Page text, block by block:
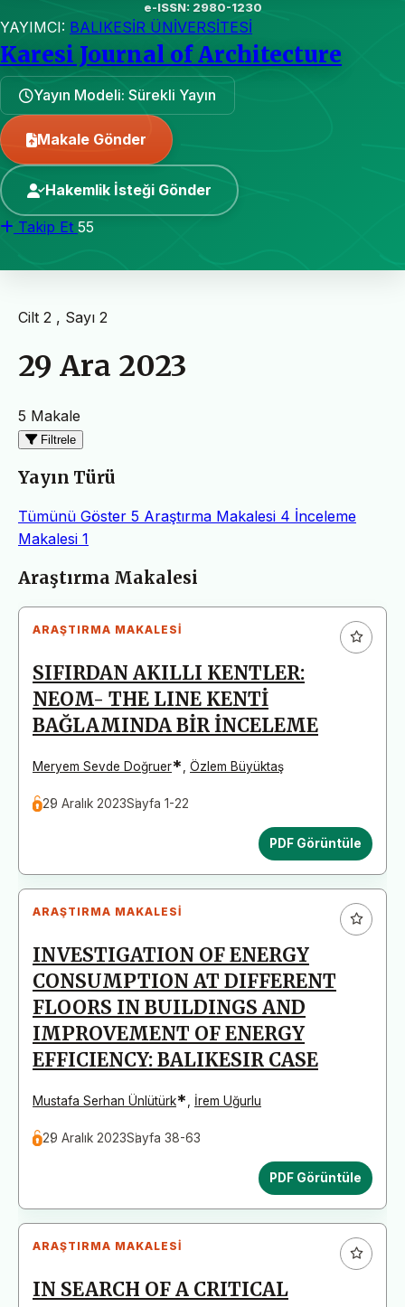
e-ISSN: 2980-1230
YAYIMCI: BALIKESİR ÜNİVERSİTESİ
Karesi Journal of Architecture
Yayın Modeli: Sürekli Yayın
Makale Gönder
Hakemlik İsteği Gönder
Takip Et 55
Cilt 2 , Sayı 2
29 Ara 2023
5 Makale
Filtrele
Yayın Türü
Tümünü Göster 5 Araştırma Makalesi 4 İnceleme
Makalesi 1
Makaleler
Araştırma Makalesi
ARAŞTIRMA MAKALESI
SIFIRDAN AKILLI KENTLER:
NEOM- THE LINE KENTİ
BAĞLAMINDA BİR İNCELEME
Meryem Sevde Doğruer* Özlem Büyüktaş
29 Aralık 2023Sayfa 1-22
PDF Görüntüle
ARAŞTIRMA MAKALESI
INVESTIGATION OF ENERGY
CONSUMPTION AT DIFFERENT
FLOORS IN BUILDINGS AND
IMPROVEMENT OF ENERGY
EFFICIENCY: BALIKESIR CASE
Mustafa Serhan Ünlütürk* İrem Uğurlu
29 Aralık 2023Sayfa 38-63
PDF Görüntüle
ARAŞTIRMA MAKALESI
IN SEARCH OF A CRITICAL